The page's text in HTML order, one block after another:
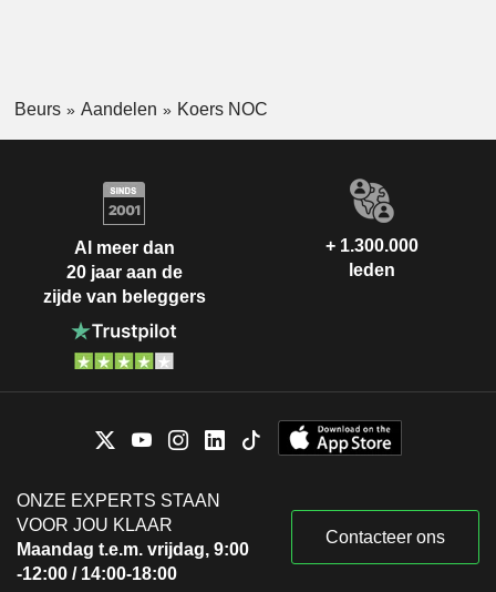
Beurs Aandelen Koers NOC
Al meer dan
20 jaar aan de
zijde van beleggers
+ 1.300.000
leden
ONZE EXPERTS STAAN
VOOR JOU KLAAR
Maandag t.e.m. vrijdag, 9:00
-12:00 / 14:00-18:00
Contacteer ons